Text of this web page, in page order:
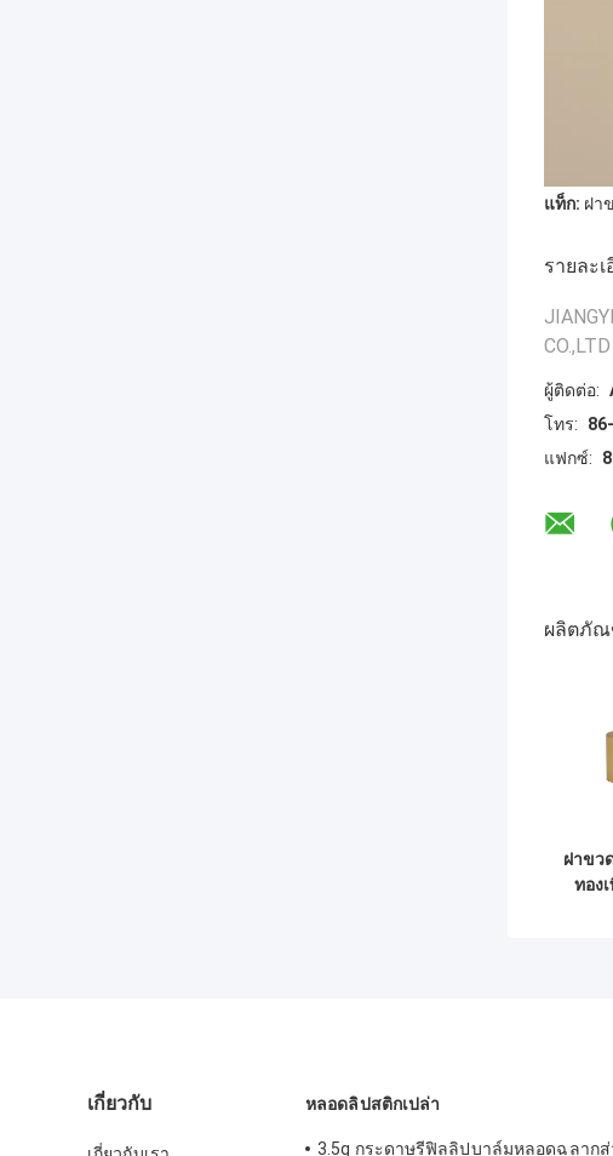
แท็ก: ฝา
รายละ
CO.,LTD
ผู้ติดต่อ:
โทร:
แฟกซ์:
ผลิตภั
ฝาขว
ทอง
เกี่ยวกับ หลอดลิปสติกเปล่า
3.5g กระดาษรีฟิลลิปบาล์มหลอดฉลาก